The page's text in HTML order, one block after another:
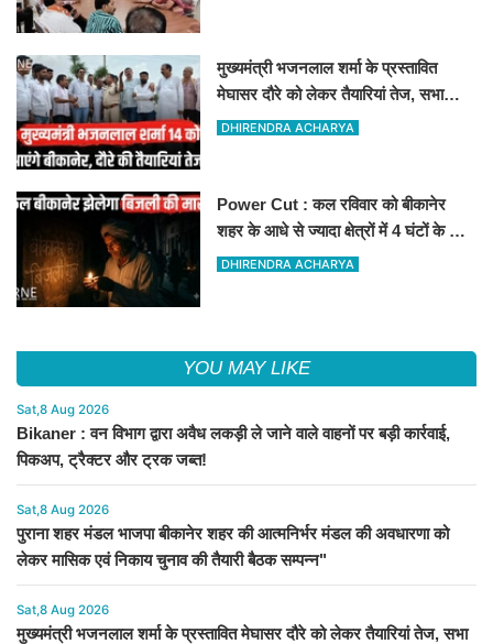
मुख्यमंत्री भजनलाल शर्मा के प्रस्तावित
मेघासर दौरे को लेकर तैयारियां तेज, सभा
स्थल का लिया जायजा
DHIRENDRA ACHARYA
Power Cut : कल रविवार को बीकानेर
शहर के आधे से ज्यादा क्षेत्रों में 4 घंटों के लिए
बिजली रहेगी गुल
DHIRENDRA ACHARYA
YOU MAY LIKE
Sat,8 Aug 2026
Bikaner : वन विभाग द्वारा अवैध लकड़ी ले जाने वाले वाहनों पर बड़ी कार्रवाई,
पिकअप, ट्रैक्टर और ट्रक जब्त!
Sat,8 Aug 2026
पुराना शहर मंडल भाजपा बीकानेर शहर की आत्मनिर्भर मंडल की अवधारणा को
लेकर मासिक एवं निकाय चुनाव की तैयारी बैठक सम्पन्न"
Sat,8 Aug 2026
मुख्यमंत्री भजनलाल शर्मा के प्रस्तावित मेघासर दौरे को लेकर तैयारियां तेज, सभा